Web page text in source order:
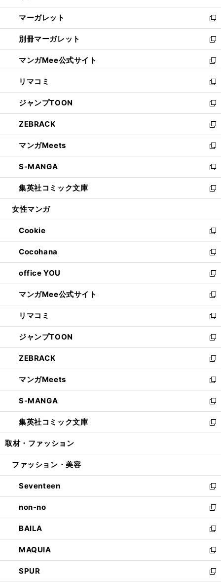
開
く
ウ
で
開
く
ン
ド
ウ
で
開
く
し
い
ウ
ィ
ン
ド
ウ
で
開
く
マーガレット
新
し
い
ウ
ィ
ン
ド
ウ
で
開
く
別冊マーガレット
新
し
い
ウ
ィ
ン
ド
ウ
で
開
く
マンガMee公式サイト
新
し
い
ウ
ィ
ン
ド
ウ
で
開
く
リマコミ
新
し
い
ウ
ィ
ン
ド
ウ
で
開
く
ジャンプTOON
新
し
い
ウ
ィ
ン
ド
ウ
で
開
ZEBRACK
新
し
い
ウ
ィ
ン
ド
ウ
開
く
マンガMeets
新
し
い
ウ
ィ
ン
ウ
で
開
く
S-MANGA
新
し
い
ウ
ン
ド
ウ
で
開
く
集英社コミック文庫
新
し
ウ
ィ
ン
ド
ウ
で
開
く
女性マンガ
Cookie
新
し
い
ウ
ィ
ン
ド
ウ
で
開
く
Cocohana
新
し
い
ウ
ィ
ン
ド
ウ
で
開
く
office YOU
新
し
い
ウ
ィ
ン
ド
ウ
で
開
く
マンガMee公式サイト
新
し
い
ウ
ィ
ン
ド
ウ
で
開
く
リマコミ
新
し
い
ウ
ィ
ン
ド
ウ
で
開
く
ジャンプTOON
新
し
い
ウ
ィ
ン
ド
ウ
で
開
ZEBRACK
新
し
い
ウ
ィ
ン
ド
ウ
開
マンガMeets
新
し
い
ウ
ィ
ン
ウ
開
く
S-MANGA
新
し
い
ウ
ン
ウ
で
開
く
集英社コミック文庫
新
し
ウ
ン
ド
ウ
で
開
く
取材・ファッション
ファッション・美容
Seventeen
新
し
い
ウ
ィ
ン
ド
ウ
で
開
non-no
新
し
い
ウ
ィ
ン
ド
ウ
BAILA
新
し
い
ウ
ィ
MAQUIA
新
し
い
SPUR
新